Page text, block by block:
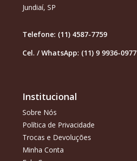
Jundiaí, SP
Telefone: (11) 4587-7759
Cel. / WhatsApp: (11) 9 9936-0977
Institucional
Sobre Nós
Política de Privacidade
Trocas e Devoluções
Minha Conta